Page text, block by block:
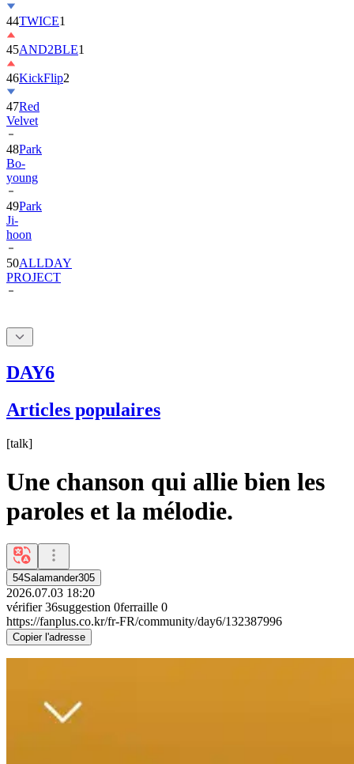
45AND2BLE
46KickFlip2
47Red
Velvet
48Park
Bo-
young
49Park
Ji-
hoon
50ALLDAY
PROJECT
DAY6
Articles populaires
[talk]
Une chanson qui allie bien les
paroles et la mélodie.
54Salamander305
2026.07.03 18:20
vérifier 36suggestion 0ferraille 0
https://fanplus.co.kr/fr-FR/community/day6/132387996
Copier l'adresse